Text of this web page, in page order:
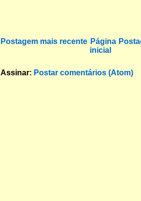
Postagem mais recente Página
inicial
Assinar: Postar comentários (Atom)